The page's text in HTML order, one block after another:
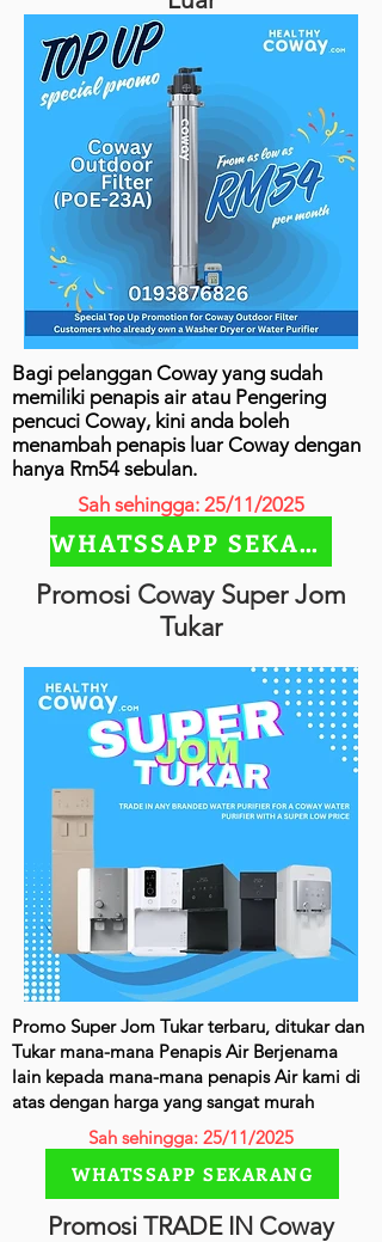
Bagi pelanggan Coway yang sudah
memiliki penapis air atau Pengering
pencuci Coway, kini anda boleh
menambah penapis luar Coway dengan
hanya Rm54 sebulan.
Sah sehingga: 25/11/2025
WHATSSAPP SEKARANG
Promosi Coway Super Jom
Tukar
Promo Super Jom Tukar terbaru, ditukar dan
Tukar mana-mana Penapis Air Berjenama
lain kepada mana-mana penapis Air kami di
atas dengan harga yang sangat murah
Sah sehingga: 25/11/2025
WHATSSAPP SEKARANG
Promosi TRADE IN Coway